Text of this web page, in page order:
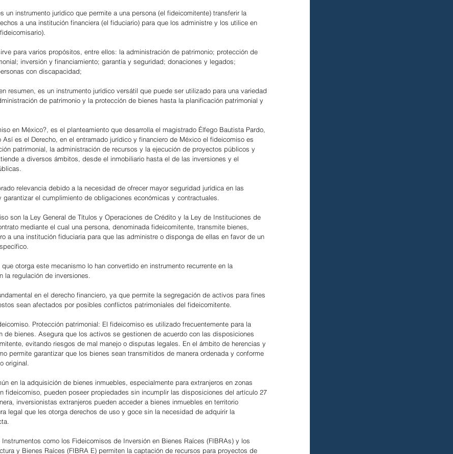
un instrumento jurídico que permite a una persona (el fideicomitente) transferir la
a una institución financiera (el fiduciario) para que los administre y los utilice en
para varios propósitos, entre ellos: la administración de patrimonio; protección de
inversión y financiamiento; garantía y seguridad; donaciones y legados;
con discapacidad;
resumen, es un instrumento jurídico versátil que puede ser utilizado para una variedad
de patrimonio y la protección de bienes hasta la planificación patrimonial y
en México?, es el planteamiento que desarrolla el magistrado Élfego Bautista Pardo,
Así es el Derecho, en el entramado jurídico y financiero de México el fideicomiso es
patrimonial, la administración de recursos y la ejecución de proyectos públicos y
a diversos ámbitos, desde el inmobiliario hasta el de las inversiones y el
relevancia debido a la necesidad de ofrecer mayor seguridad jurídica en las
el cumplimiento de obligaciones económicas y contractuales.
son la Ley General de Títulos y Operaciones de Crédito y la Ley de Instituciones de
mediante el cual una persona, denominada fideicomitente, transmite bienes,
a una institución fiduciaria para que las administre o disponga de ellas en favor de un
otorga este mecanismo lo han convertido en instrumento recurrente en la
la regulación de inversiones.
en el derecho financiero, ya que permite la segregación de activos para fines
sean afectados por posibles conflictos patrimoniales del fideicomitente.
Protección patrimonial: El fideicomiso es utilizado frecuentemente para la
de bienes. Asegura que los activos se gestionen de acuerdo con las disposiciones
evitando riesgos de mal manejo o disputas legales. En el ámbito de herencias y
permite garantizar que los bienes sean transmitidos de manera ordenada y conforme
original.
en la adquisición de bienes inmuebles, especialmente para extranjeros en zonas
fideicomiso, pueden poseer propiedades sin incumplir las disposiciones del artículo 27
inversionistas extranjeros pueden acceder a bienes inmuebles en territorio
legal que les otorga derechos de uso y goce sin la necesidad de adquirir la
como los Fideicomisos de Inversión en Bienes Raíces (FIBRAs) y los
y Bienes Raíces (FIBRA E) permiten la captación de recursos para proyectos de